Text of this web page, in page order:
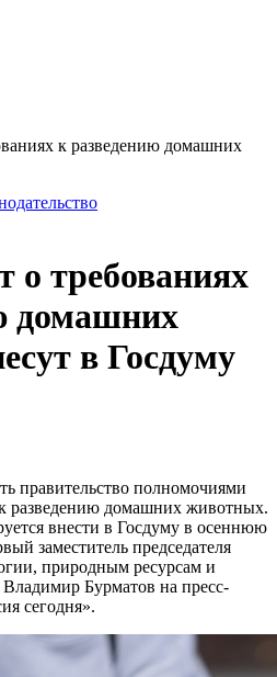
к разведению домашних
о требованиях
домашних
в Госдуму
правительство полномочиями
к разведению домашних животных.
внести в Госдуму в осеннюю
заместитель председателя
природным ресурсам и
Бурматов на пресс-
сегодня».